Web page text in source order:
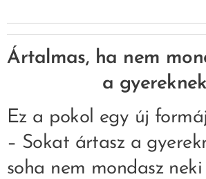
Ártalmas, ha nem
a gyereknek
Ez a pokol egy új
– Sokat ártasz a
soha nem mondasz